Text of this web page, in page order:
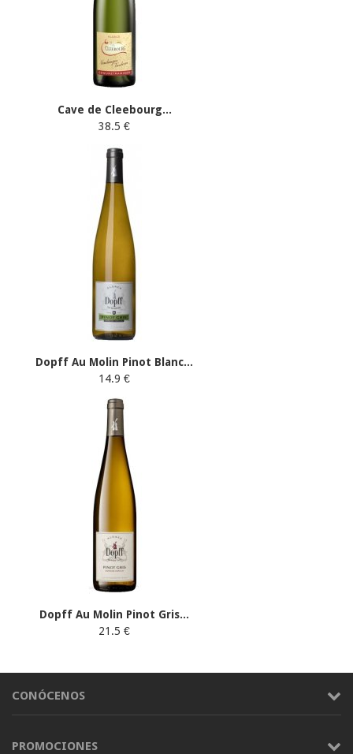
Cave de Cleebourg...
38.5 €
Dopff Au Molin Pinot Blanc...
14.9 €
Dopff Au Molin Pinot Gris...
21.5 €
CONÓCENOS
PROMOCIONES